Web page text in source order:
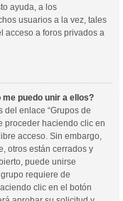
ayuda, a los
usuarios a la vez, tales
acceso a foros privados a
puedo unir a ellos?
del enlace “Grupos de
proceder haciendo clic en
acceso. Sin embargo,
otros están cerrados y
puede unirse
requiere de
clic en el botón